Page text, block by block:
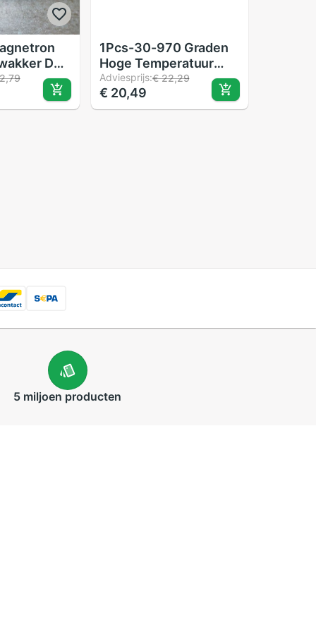
DC-
1Pcs-30-970 Graden
Hoge Temperatuur
Thermokoppel
Thermometer
Thermokoppel
Adviesprijs:€ 22,29
€ 20,49
5 miljoen producten